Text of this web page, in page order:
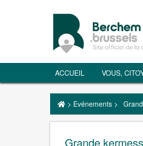
ACCUEIL VOUS,
> Evénements >
Grande